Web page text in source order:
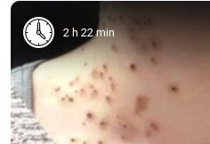
2 h 22 min